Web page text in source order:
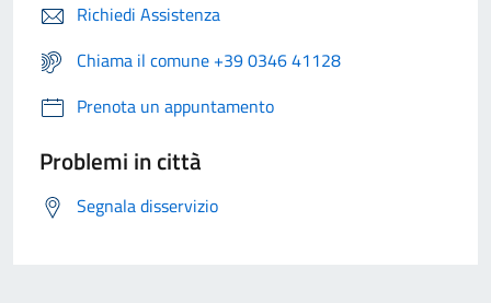
Richiedi Assistenza
Chiama il comune +39 0346 41128
Prenota un appuntamento
Problemi in città
Segnala disservizio